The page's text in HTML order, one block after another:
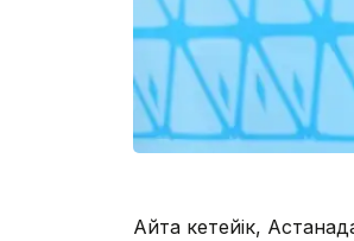
Айта кетейік,